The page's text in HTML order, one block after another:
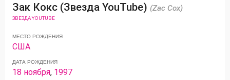
Зак Кокс (Звезда YouTube) (Zac Cox)
ЗВЕЗДА YOUTUBE
МЕСТО РОЖДЕНИЯ
США
ДАТА РОЖДЕНИЯ
18 ноября, 1997